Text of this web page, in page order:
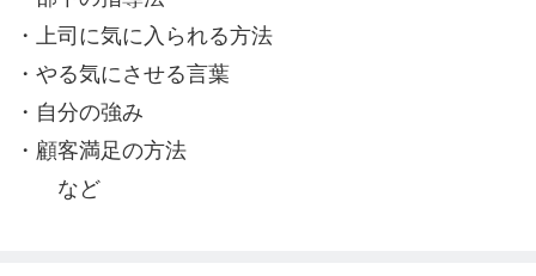
・上司に気に入られる方法
・やる気にさせる言葉
・自分の強み
・顧客満足の方法
など